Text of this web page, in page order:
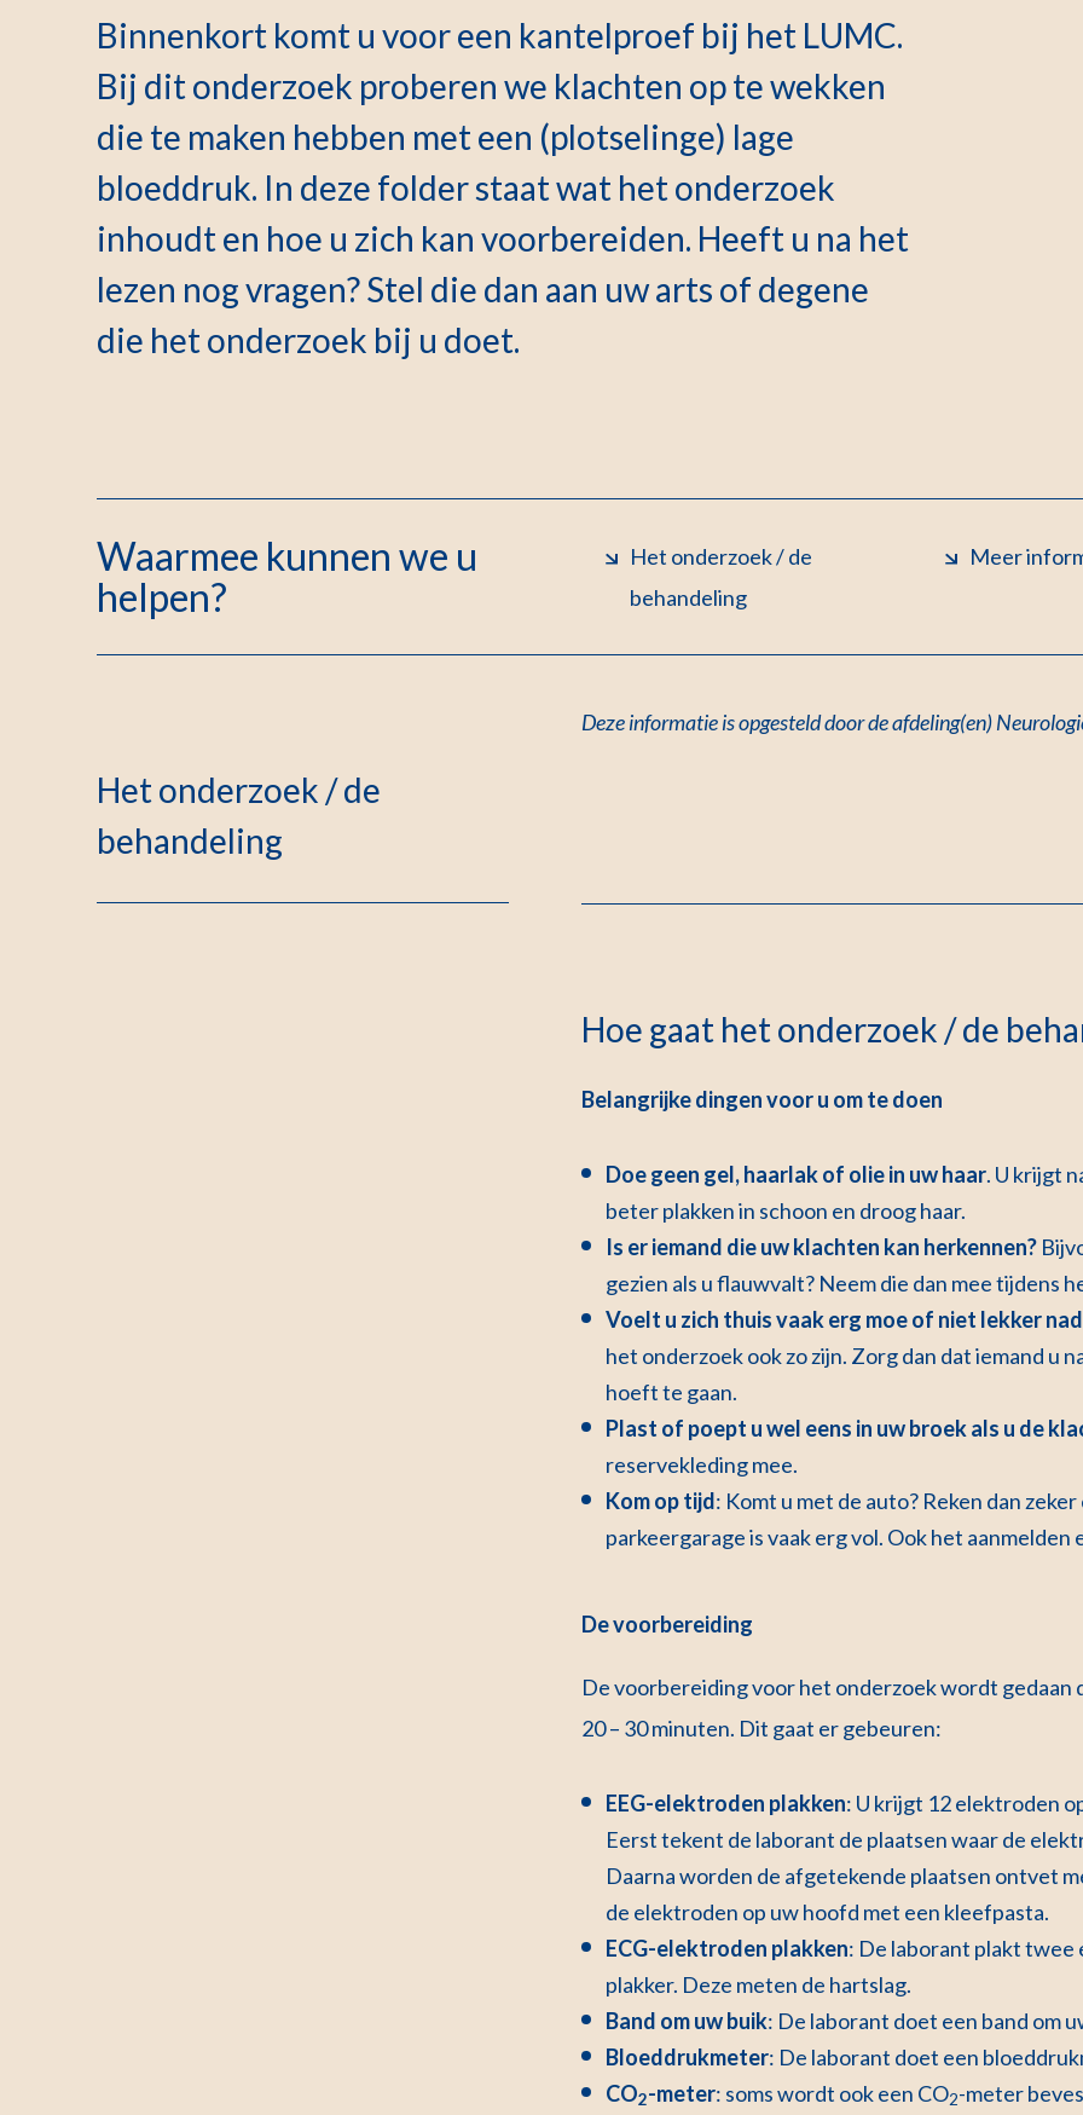
Binnenkort komt u voor een kantelproef bij het LUMC.
Bij dit onderzoek proberen we klachten op te wekken
die te maken hebben met een (plotselinge) lage
bloeddruk. In deze folder staat wat het onderzoek
inhoudt en hoe u zich kan voorbereiden. Heeft u na het
lezen nog vragen? Stel die dan aan uw arts of degene
die het onderzoek bij u doet.
Waarmee kunnen we u
helpen?
Het onderzoek / de
behandeling
Meer
Deze informatie is opgesteld door de afdeling(en)
Het onderzoek / de
behandeling
Hoe gaat het onderzoek / de
Belangrijke dingen voor u om te doen
Doe geen gel, haarlak of olie in uw haar. U krijgt
beter plakken in schoon en droog haar.
Is er iemand die uw klachten kan herkennen?
gezien als u flauwvalt? Neem die dan mee tijdens
Voelt u zich thuis vaak erg moe of niet lekker
het onderzoek ook zo zijn. Zorg dan dat iemand u
hoeft te gaan.
Plast of poept u wel eens in uw broek als u de
reservekleding mee.
Kom op tijd: Komt u met de auto? Reken dan
parkeergarage is vaak erg vol. Ook het aanmelden
De voorbereiding
De voorbereiding voor het onderzoek wordt
20 – 30 minuten. Dit gaat er gebeuren:
EEG-elektroden plakken: U krijgt 12 elektroden
Eerst tekent de laborant de plaatsen waar de
Daarna worden de afgetekende plaatsen ontvet
de elektroden op uw hoofd met een kleefpasta.
ECG-elektroden plakken: De laborant plakt twee
plakker. Deze meten de hartslag.
Band om uw buik: De laborant doet een band om
Bloeddrukmeter: De laborant doet een
CO2-meter: soms wordt ook een CO2-meter